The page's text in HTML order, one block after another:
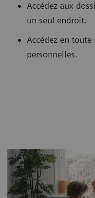
Accédez aux
un seul endroit.
Accédez en
personnelles.